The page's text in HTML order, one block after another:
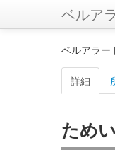
ベルア
ベルアラー
詳細
ため